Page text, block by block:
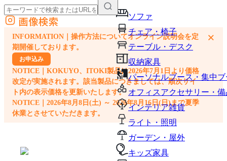
ソファ
チェア・椅子
テーブル・デスク
収納家具
パーソナルブース・集中
オフィスアクセサリー・備
インテリア雑貨
ライト・照明
ガーデン・屋外
キッズ家具
外部サイトの商品をカートに追加
他のサイトで見つけた商品ページのURLを貼り付けて、カートに追加できます
画像検索
INFORMATION｜操作方法についてオンライン説明会を定
期開催しております。
お申込み
NOTICE｜KOKUYO、ITOKI製品は2026年7月1日より価格
改定が実施されます。該当製品につきましては、順次サイ
ト内の表示価格を更新いたします。
NOTICE｜2026年8月8日(土) ～ 2026年8月16日(日)まで夏季
休業とさせていただきます。
×